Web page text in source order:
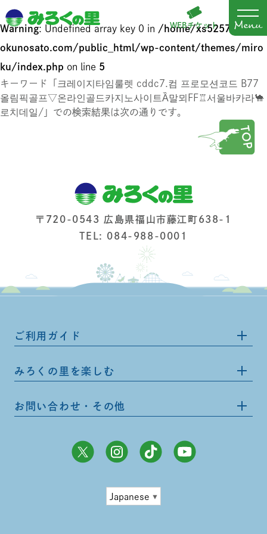
WEBチケット
Warning: Undefined array key 0 in /home/xs525711/mir
okunosato.com/public_html/wp-content/themes/miro
ku/index.php on line 5
キーワード「크레이지타임룰렛 cddc7.컴 프로모션코드 B77
올림픽골프▽온라인골드카지노사이트Ầ말뫼FF♖서울바카라🐪
로치데일/」での検索結果は次の通りです。
〒720-0543 広島県福山市藤江町638-1
TEL: 084-988-0001
ご利用ガイド
みろくの里を楽しむ
お問い合わせ・その他
Japanese ▼